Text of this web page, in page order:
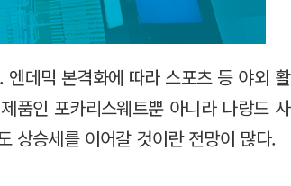
데믹 본격화에 따라 스포츠 등 야외 활
품인 포카리스웨트뿐 아니라 나랑드 사
상승세를 이어갈 것이란 전망이 많다.